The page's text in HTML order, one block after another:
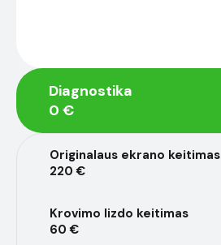
Diagnostika
0 €
Originalaus ekrano keitimas
220 €
Krovimo lizdo keitimas
60 €